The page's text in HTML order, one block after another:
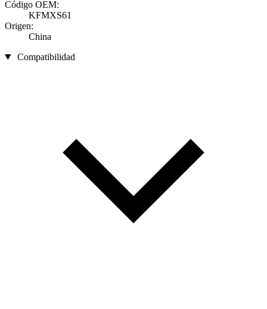
Código OEM:
KFMXS61
Origen:
China
Compatibilidad